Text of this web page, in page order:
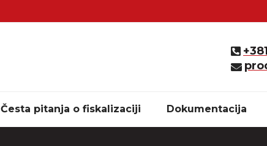
Česta pitanja o fiskalizaciji Dokumentacija